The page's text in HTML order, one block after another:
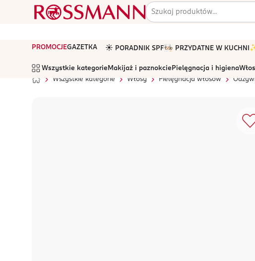
PROMOCJEGAZETKA ☀️ PORADNIK SPF🧑🏻‍🍳 PRZYDATNE W KUCHNI
Wszystkie kategorie Makijaż i paznokcie Pielęgnacja i higiena
Wszystkie kategorie
Włosy Pielęgnacja włosów